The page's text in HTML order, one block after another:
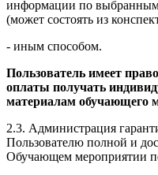
информации по
(может состоять из
- иным способом.
Пользователь имеет
оплаты получать
материалам обучающего
2.3. Администрация
Пользователю полной и
Обучающем мероприятии